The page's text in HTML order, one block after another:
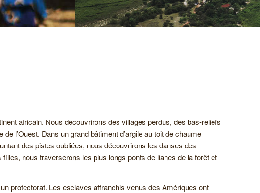
africain. Nous découvrirons des villages perdus, des bas-reliefs
l’Ouest. Dans un grand bâtiment d’argile au toit de chaume
des pistes oubliées, nous découvrirons les danses des
nous traverserons les plus longs ponts de lianes de la forêt et
protectorat. Les esclaves affranchis venus des Amériques ont